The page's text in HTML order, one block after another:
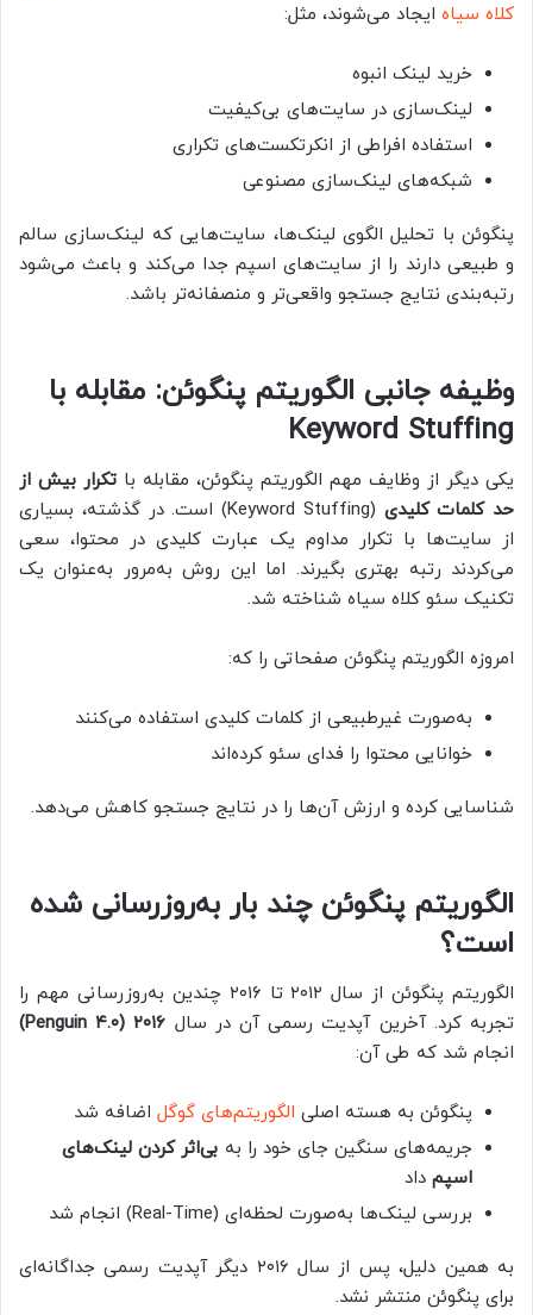
کلاه سیاه ایجاد می‌شوند، مثل:
خرید لینک انبوه
لینک‌سازی در سایت‌های بی‌کیفیت
استفاده افراطی از انکرتکست‌های تکراری
شبکه‌های لینک‌سازی مصنوعی
پنگوئن با تحلیل الگوی لینک‌ها، سایت‌هایی که لینک‌سازی سالم
و طبیعی دارند را از سایت‌های اسپم جدا می‌کند و باعث می‌شود
رتبه‌بندی نتایج جستجو واقعی‌تر و منصفانه‌تر باشد.
وظیفه جانبی الگوریتم پنگوئن: مقابله با
Keyword Stuffing
یکی دیگر از وظایف مهم الگوریتم پنگوئن، مقابله با تکرار بیش از
حد کلمات کلیدی
(Keyword Stuffing) است. در گذشته، بسیاری
از سایت‌ها با تکرار مداوم یک عبارت کلیدی در محتوا، سعی
می‌کردند رتبه بهتری بگیرند. اما این روش به‌مرور به‌عنوان یک
تکنیک سئو کلاه سیاه شناخته شد.
امروزه الگوریتم پنگوئن صفحاتی را که:
به‌صورت غیرطبیعی از کلمات کلیدی استفاده می‌کنند
خوانایی محتوا را فدای سئو کرده‌اند
شناسایی کرده و ارزش آن‌ها را در نتایج جستجو کاهش می‌دهد.
الگوریتم پنگوئن چند بار به‌روزرسانی شده
است؟
الگوریتم پنگوئن از سال ۲۰۱۲ تا ۲۰۱۶ چندین به‌روزرسانی مهم را
تجربه کرد. آخرین آپدیت رسمی آن در سال ۲۰۱۶ (Penguin ۴.۰)
انجام شد که طی آن:
پنگوئن به هسته اصلی الگوریتم‌های گوگل اضافه شد
جریمه‌های سنگین جای خود را به بی‌اثر کردن لینک‌های
اسپم داد
بررسی لینک‌ها به‌صورت لحظه‌ای (Real-Time) انجام شد
به همین دلیل، پس از سال ۲۰۱۶ دیگر آپدیت رسمی جداگانه‌ای
برای پنگوئن منتشر نشد.